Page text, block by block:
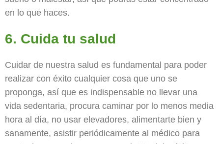
en lo que haces.
6. Cuida tu salud
Cuidar de nuestra salud es fundamental para poder
realizar con éxito cualquier cosa que uno se
proponga, así que es indispensable no llevar una
vida sedentaria, procura caminar por lo menos media
hora al día, no usar elevadores, alimentarte bien y
sanamente, asistir periódicamente al médico para